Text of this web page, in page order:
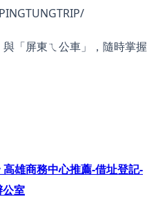
「屏東ㄟ公車」，隨時掌握
雄商務中心推薦-借址登記-
室